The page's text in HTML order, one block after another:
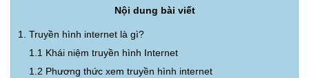
Nội dung bài viết
1. Truyền hình internet là gì?
1.1 Khái niệm truyền hình Internet
1.2 Phương thức xem truyền hình internet